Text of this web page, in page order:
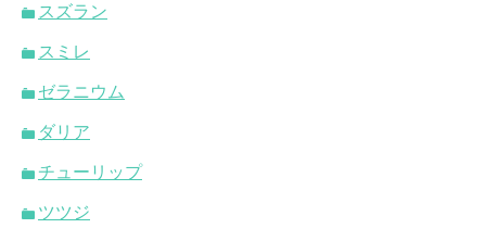
スズラン
スミレ
ゼラニウム
ダリア
チューリップ
ツツジ